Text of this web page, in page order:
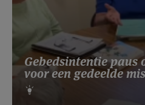
Gebedsintentie paus
voor een gedeelde